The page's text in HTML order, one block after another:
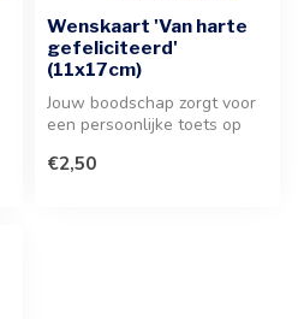
Wenskaart 'Van harte
gefeliciteerd'
(11x17cm)
Jouw boodschap zorgt voor
een persoonlijke toets op
€2,50